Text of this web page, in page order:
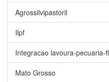
Agrossilvipastoril
Ilpf
Integracao lavoura-pecuaria-
Mato Grosso